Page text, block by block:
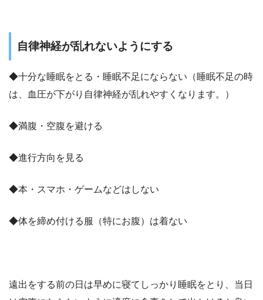
自律神経が乱れないようにする
◆十分な睡眠をとる・睡眠不足にならない（睡眠不足の時
は、血圧が下がり自律神経が乱れやすくなります。）
◆満腹・空腹を避ける
◆進行方向を見る
◆本・スマホ・ゲームなどはしない
◆体を締め付ける服（特にお腹）は着ない
遠出をする前の日は早めに寝てしっかり睡眠をとり、当日